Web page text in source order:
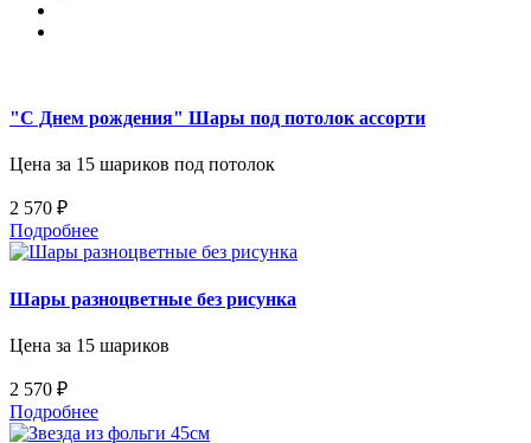
"С Днем рождения" Шары под потолок ассорти
Цена за 15 шариков под потолок
2 570 ₽
Подробнее
Шары разноцветные без рисунка
Цена за 15 шариков
2 570 ₽
Подробнее